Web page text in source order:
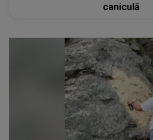
caniculă